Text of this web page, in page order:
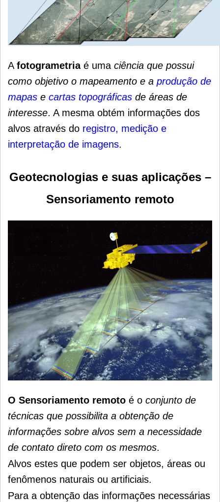
A fotogrametriaé uma ciência que possui
como objetivo o mapeamento e a produção de
mapas e cartas topográficas de áreas de
interesse. A mesma obtém informações dos
alvos através do registro, medição e
interpretação de imagens.
Geotecnologias e suas aplicações –
Sensoriamento remoto
O Sensoriamento remoto é o conjunto de
técnicas que possibilita a obtenção de
informações sobre alvos sem a necessidade
de contato direto com os mesmos.
Alvos estes que podem ser objetos, áreas ou
fenômenos naturais ou artificiais.
Para a obtenção das informações necessárias